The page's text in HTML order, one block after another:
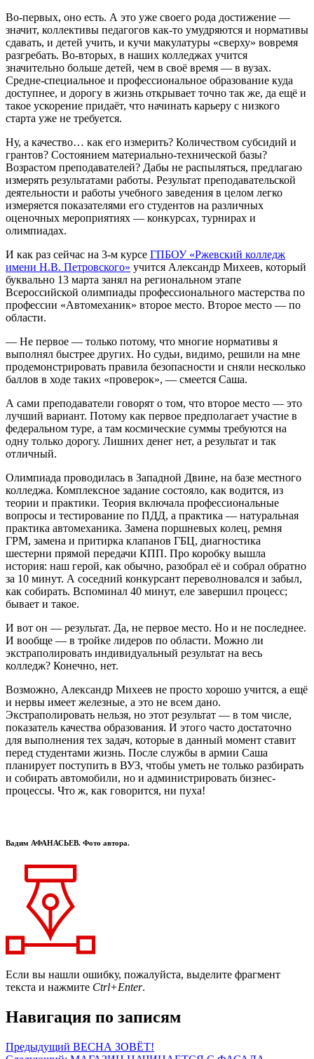
Во-первых, оно есть. А это уже своего рода достижение —
значит, коллективы педагогов как-то умудряются и нормативы
сдавать, и детей учить, и кучи макулатуры «сверху» вовремя
разгребать. Во-вторых, в наших колледжах учится
значительно больше детей, чем в своё время — в вузах.
Средне-специальное и профессиональное образование куда
доступнее, и дорогу в жизнь открывает точно так же, да ещё и
такое ускорение придаёт, что начинать карьеру с низкого
старта уже не требуется.
Ну, а качество… как его измерить? Количеством субсидий и
грантов? Состоянием материально-технической базы?
Возрастом преподавателей? Дабы не распыляться, предлагаю
измерять результатами работы. Результат преподавательской
деятельности и работы учебного заведения в целом легко
измеряется показателями его студентов на различных
оценочных мероприятиях — конкурсах, турнирах и
олимпиадах.
И как раз сейчас на 3-м курсе ГПБОУ «Ржевский колледж
имени Н.В. Петровского» учится Александр Михеев, который
буквально 13 марта занял на региональном этапе
Всероссийской олимпиады профессионального мастерства по
профессии «Автомеханик» второе место. Второе место — по
области.
— Не первое — только потому, что многие нормативы я
выполнял быстрее других. Но судьи, видимо, решили на мне
продемонстрировать правила безопасности и сняли несколько
баллов в ходе таких «проверок», — смеется Саша.
А сами преподаватели говорят о том, что второе место — это
лучший вариант. Потому как первое предполагает участие в
федеральном туре, а там космические суммы требуются на
одну только дорогу. Лишних денег нет, а результат и так
отличный.
Олимпиада проводилась в Западной Двине, на базе местного
колледжа. Комплексное задание состояло, как водится, из
теории и практики. Теория включала профессиональные
вопросы и тестирование по ПДД, а практика — натуральная
практика автомеханика. Замена поршневых колец, ремня
ГРМ, замена и притирка клапанов ГБЦ, диагностика
шестерни прямой передачи КПП. Про коробку вышла
история: наш герой, как обычно, разобрал её и собрал обратно
за 10 минут. А соседний конкурсант переволновался и забыл,
как собирать. Вспоминал 40 минут, еле завершил процесс;
бывает и такое.
И вот он — результат. Да, не первое место. Но и не последнее.
И вообще — в тройке лидеров по области. Можно ли
экстраполировать индивидуальный результат на весь
колледж? Конечно, нет.
Возможно, Александр Михеев не просто хорошо учится, а ещё
и нервы имеет железные, а это не всем дано.
Экстраполировать нельзя, но этот результат — в том числе,
показатель качества образования. И этого часто достаточно
для выполнения тех задач, которые в данный момент ставит
перед студентами жизнь. После службы в армии Саша
планирует поступить в ВУЗ, чтобы уметь не только разбирать
и собирать автомобили, но и администрировать бизнес-
процессы. Что ж, как говорится, ни пуха!
Вадим АФАНАСЬЕВ. Фото автора.
Если вы нашли ошибку, пожалуйста, выделите фрагмент
текста и нажмите Ctrl+Enter.
Навигация по записям
Предыдущий ВЕСНА ЗОВЁТ!